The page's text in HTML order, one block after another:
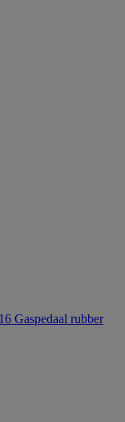
Gaspedaal rubber